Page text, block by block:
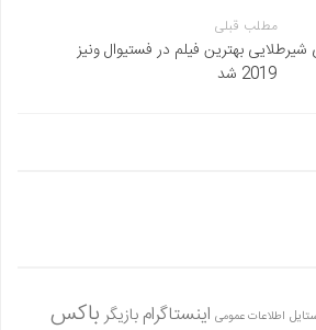
مطلب قبلی
شیرطلایی بهترین فیلم در فستیوال ونیز
2019 شد
اطلاعات عمومی اینستاگرام بازیگر باکس